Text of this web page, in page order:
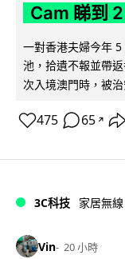
Cam 睇到
一對香港夫婦今年
池，拾遺不報並帶
次入境澳門時，被
475 65 ↗
3C科技 家居無線
Vin 20 小時